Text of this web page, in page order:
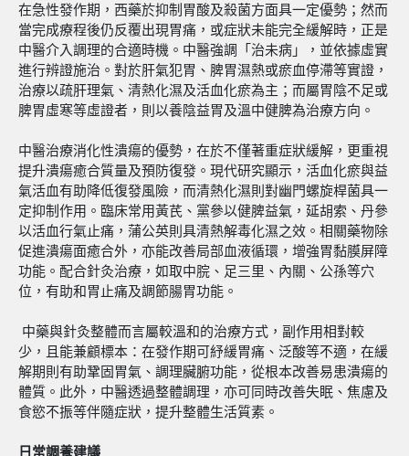
在急性發作期，西藥於抑制胃酸及殺菌方面具一定優勢；然而
當完成療程後仍反覆出現胃痛，或症狀未能完全緩解時，正是
中醫介入調理的合適時機。中醫強調「治未病」，並依據虛實
進行辨證施治。對於肝氣犯胃、脾胃濕熱或瘀血停滯等實證，
治療以疏肝理氣、清熱化濕及活血化瘀為主；而屬胃陰不足或
脾胃虛寒等虛證者，則以養陰益胃及溫中健脾為治療方向。
中醫治療消化性潰瘍的優勢，在於不僅著重症狀緩解，更重視
提升潰瘍癒合質量及預防復發。現代研究顯示，活血化瘀與益
氣活血有助降低復發風險，而清熱化濕則對幽門螺旋桿菌具一
定抑制作用。臨床常用黃芪、黨參以健脾益氣，延胡索、丹參
以活血行氣止痛，蒲公英則具清熱解毒化濕之效。相關藥物除
促進潰瘍面癒合外，亦能改善局部血液循環，增強胃黏膜屏障
功能。配合針灸治療，如取中脘、足三里、內關、公孫等穴
位，有助和胃止痛及調節腸胃功能。
中藥與針灸整體而言屬較溫和的治療方式，副作用相對較
少，且能兼顧標本：在發作期可紓緩胃痛、泛酸等不適，在緩
解期則有助鞏固胃氣、調理臟腑功能，從根本改善易患潰瘍的
體質。此外，中醫透過整體調理，亦可同時改善失眠、焦慮及
食慾不振等伴隨症狀，提升整體生活質素。
日常調養建議